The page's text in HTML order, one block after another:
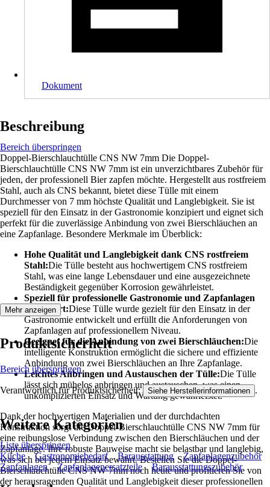
Dokument
Beschreibung
Bereich überspringen
Doppel-Bierschlauchtülle CNS NW 7mm Die Doppel-
Bierschlauchtülle CNS NW 7mm ist ein unverzichtbares Zubehör für
jeden, der professionell Bier zapfen möchte. Hergestellt aus rostfreiem
Stahl, auch als CNS bekannt, bietet diese Tülle mit einem
Durchmesser von 7 mm höchste Qualität und Langlebigkeit. Sie ist
speziell für den Einsatz in der Gastronomie konzipiert und eignet sich
perfekt für die zuverlässige Anbindung von zwei Bierschläuchen an
eine Zapfanlage. Besondere Merkmale im Überblick:
Hohe Qualität und Langlebigkeit dank CNS rostfreiem
Stahl:Die Tülle besteht aus hochwertigem CNS rostfreiem
Stahl, was eine lange Lebensdauer und eine ausgezeichnete
Beständigkeit gegenüber Korrosion gewährleistet.
Speziell für professionelle Gastronomie und Zapfanlagen
konzipiert:Diese Tülle wurde gezielt für den Einsatz in der
Gastronomie entwickelt und erfüllt die Anforderungen von
Zapfanlagen auf professionellem Niveau.
Geeignet für die Anbindung von zwei Bierschläuchen:Die
intelligente Konstruktion ermöglicht die sichere und effiziente
Anbindung von zwei Bierschläuchen an Ihre Zapfanlage.
Leichtes Anbringen und Austauschen der Tülle:Die Tülle
lässt sich mühelos anbringen und austauschen, was einen
unkomplizierten Einsatz und Wartung gewährleistet.
Dank der hochwertigen Materialien und der durchdachten
Konstruktion sorgt die Doppel-Bierschlauchtülle CNS NW 7mm für
eine reibungslose Verbindung zwischen den Bierschläuchen und der
Zapfanlage. Ihre robuste Bauweise macht sie belastbar und langlebig,
was sich bei jedem Einsatz bewährt. Bestellen Sie die Doppel-
Bierschlauchtülle CNS NW 7mm noch heute und profitieren Sie von
der herausragenden Qualität und Langlebigkeit dieser professionellen
Mehr anzeigen
Produktsicherheit
Bereich überspringen
Verantwortlich für Produktsicherheit: Siehe Herstellerinformationen .
Weitere Kategorien
Liste überspringen
Küche
Gastronomiebedarf Barausstattung
Zapfanlagenzubehör
Zapfanlagen
Zapfanlagenersatzteile Barausstattungszubehör